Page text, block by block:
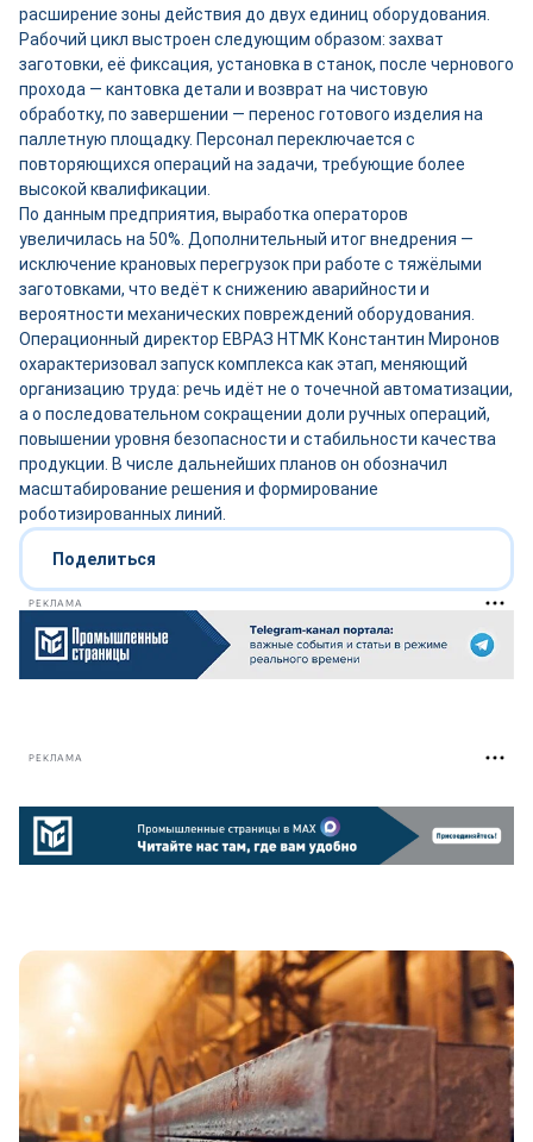
расширение зоны действия до двух единиц оборудования.
Рабочий цикл выстроен следующим образом: захват
заготовки, её фиксация, установка в станок, после чернового
прохода — кантовка детали и возврат на чистовую
обработку, по завершении — перенос готового изделия на
паллетную площадку. Персонал переключается с
повторяющихся операций на задачи, требующие более
высокой квалификации.
По данным предприятия, выработка операторов
увеличилась на 50%. Дополнительный итог внедрения —
исключение крановых перегрузок при работе с тяжёлыми
заготовками, что ведёт к снижению аварийности и
вероятности механических повреждений оборудования.
Операционный директор ЕВРАЗ НТМК Константин Миронов
охарактеризовал запуск комплекса как этап, меняющий
организацию труда: речь идёт не о точечной автоматизации,
а о последовательном сокращении доли ручных операций,
повышении уровня безопасности и стабильности качества
продукции. В числе дальнейших планов он обозначил
масштабирование решения и формирование
роботизированных линий.
Поделиться
РЕКЛАМА
РЕКЛАМА